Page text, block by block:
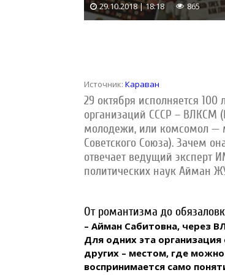
29.10.2018 | 18:18 865
Источник: Караван
29 октября исполняется
организаций СССР – ВЛКСМ
молодежи, или комсомол —
Советского Союза). Зачем
отвечает ведущий эксперт
политических наук Айман
От романтизма до
– Айман Сабитовна, через
Для одних эта
других – местом, где
воспринимается само